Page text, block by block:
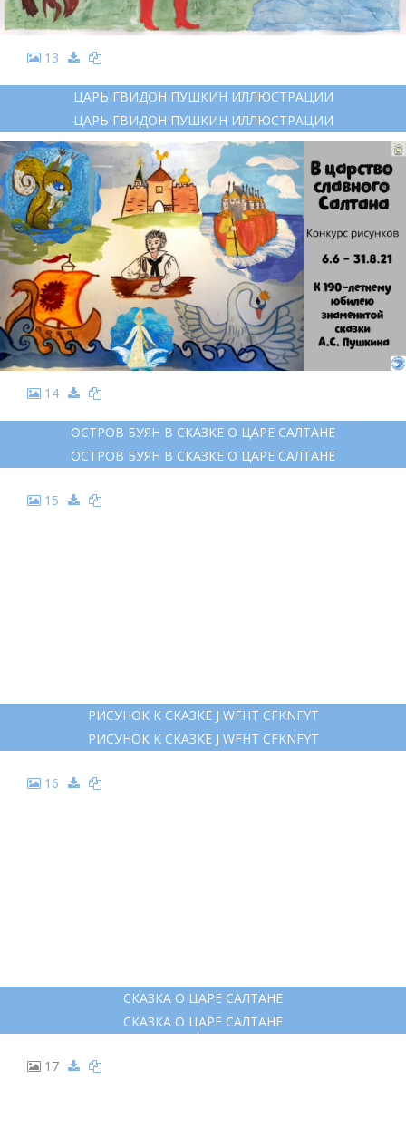
13
ЦАРЬ ГВИДОН ПУШКИН ИЛЛЮСТРАЦИИ
ЦАРЬ ГВИДОН ПУШКИН ИЛЛЮСТРАЦИИ
14
ОСТРОВ БУЯН В СКАЗКЕ О ЦАРЕ САЛТАНЕ
ОСТРОВ БУЯН В СКАЗКЕ О ЦАРЕ САЛТАНЕ